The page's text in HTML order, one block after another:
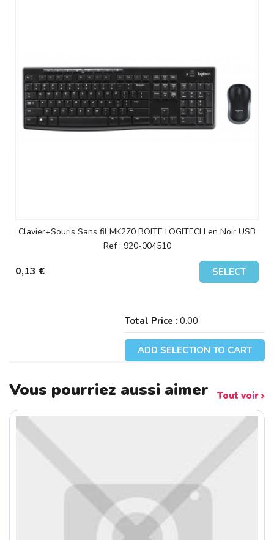
Clavier+Souris Sans fil MK270 BOITE LOGITECH en Noir USB
Ref : 920-004510
0,13 € SELECT
Total Price : 0.00
ADD SELECTION TO CART
Vous pourriez aussi aimer Tout voir